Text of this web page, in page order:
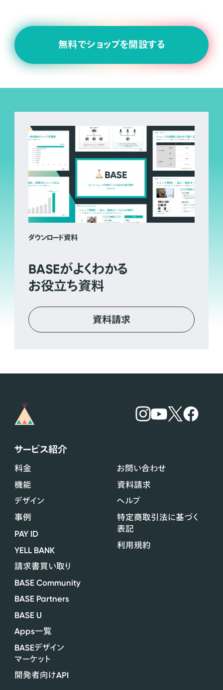
無料でショップを開設する
ダウンロード資料
BASEがよくわかる
お役立ち資料
資料請求
サービス紹介
料金
機能
デザイン
事例
PAY ID
YELL BANK
請求書買い取り
BASE Community
BASE Partners
BASE U
Apps一覧
BASEデザイン
マーケット
開発者向けAPI
お問い合わせ
資料請求
ヘルプ
特定商取引法に基づく
表記
利用規約